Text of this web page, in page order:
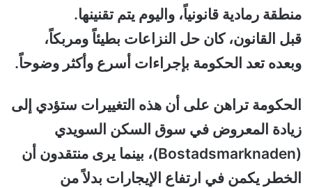
منطقة رمادية قانونياً، واليوم يتم تقنينها.
قبل القانون، كان حل النزاعات بطيئاً ومربكاً،
وبعده تعد الحكومة بإجراءات أسرع وأكثر وضوحاً.
الحكومة تراهن على أن هذه التغييرات ستؤدي إلى
زيادة المعروض في سوق السكن السويدي
(Bostadsmarknaden)، بينما يرى منتقدون أن
الخطر يكمن في ارتفاع الإيجارات بدلاً من